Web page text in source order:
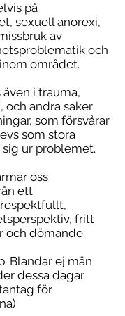
på
sexuell anorexi,
av
och
området.
i trauma,
och andra saker
som försvårar
som stora
ur problemet.
oss
ett
fritt
och dömande.
Blandar ej män
dessa dagar
för